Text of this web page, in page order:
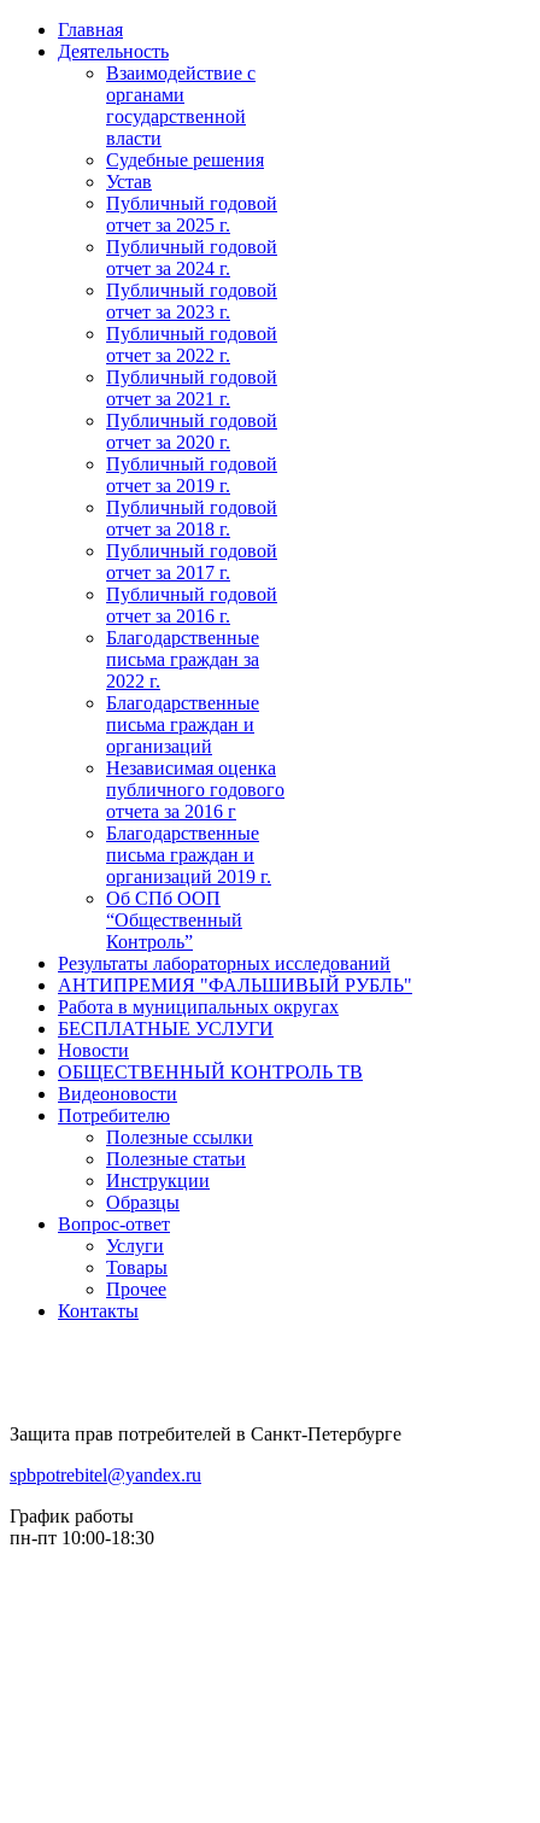
Главная
Деятельность
Взаимодействие с
органами
государственной
власти
Судебные решения
Устав
Публичный годовой
отчет за 2025 г.
Публичный годовой
отчет за 2024 г.
Публичный годовой
отчет за 2023 г.
Публичный годовой
отчет за 2022 г.
Публичный годовой
отчет за 2021 г.
Публичный годовой
отчет за 2020 г.
Публичный годовой
отчет за 2019 г.
Публичный годовой
отчет за 2018 г.
Публичный годовой
отчет за 2017 г.
Публичный годовой
отчет за 2016 г.
Благодарственные
письма граждан за
2022 г.
Благодарственные
письма граждан и
организаций
Независимая оценка
публичного годового
отчета за 2016 г
Благодарственные
письма граждан и
организаций 2019 г.
Об СПб ООП
“Общественный
Контроль”
Результаты лабораторных исследований
АНТИПРЕМИЯ "ФАЛЬШИВЫЙ РУБЛЬ"
Работа в муниципальных округах
БЕСПЛАТНЫЕ УСЛУГИ
Новости
ОБЩЕСТВЕННЫЙ КОНТРОЛЬ ТВ
Видеоновости
Потребителю
Полезные ссылки
Полезные статьи
Инструкции
Образцы
Вопрос-ответ
Услуги
Товары
Прочее
Контакты
Защита прав потребителей в Санкт-Петербурге
spbpotrebitel@yandex.ru
График работы
пн-пт 10:00-18:30